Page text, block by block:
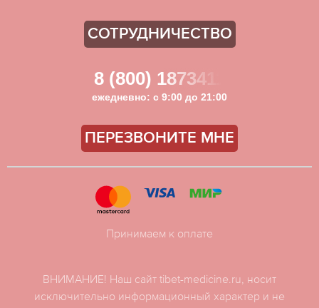
СОТРУДНИЧЕСТВО
8 (800) 1873411
ежедневно: с 9:00 до 21:00
ПЕРЕЗВОНИТЕ МНЕ
ВНИМАНИЕ! Наш сайт tibet-medicine.ru, носит
исключительно информационный характер и не
Принимаем к оплате